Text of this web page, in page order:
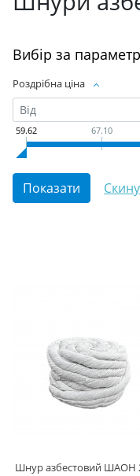
Вибір за
Роздрібна ціна
59.62 67.10
Шнур азбестовий ШАОН